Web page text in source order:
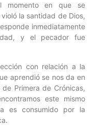
en que se
la santidad de Dios,
inmediatamente
y el pecador fue
con relación a la
aprendió se nos da en
Primera de Crónicas,
este mismo
es consumido por la